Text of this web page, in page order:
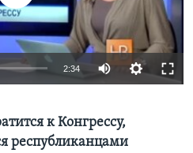
2:34
к Конгрессу,
республиканцами